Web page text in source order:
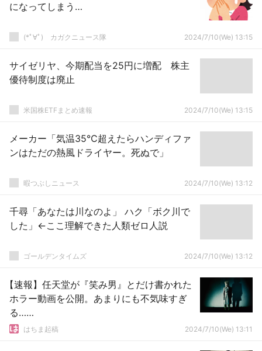
になってしまう…
(*ﾟ∀ﾟ)ゞカガクニュース隊 2024/7/10(We) 13:15
サイゼリヤ、今期配当を25円に増配 株主
優待制度は廃止
米国株ETFまとめ速報 2024/7/10(We) 13:15
メーカー「気温35℃超えたらハンディファ
ンはただの熱風ドライヤー。死ぬで」
暇つぶしニュース 2024/7/10(We) 13:12
千尋「あなたは川なのよ」 ハク「ボク川で
した」←ここ理解できた人類ゼロ人説
ゴールデンタイムズ 2024/7/10(We) 13:12
【速報】任天堂が『笑み男』とだけ書かれた
ホラー動画を公開。あまりにも不気味すぎ
る……
はちま起稿 2024/7/10(We) 13:11